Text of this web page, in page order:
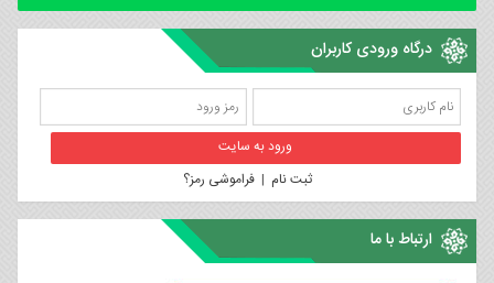
درگاه ورودی کاربران
ثبت نام |فراموشی رمز؟
ارتباط با ما